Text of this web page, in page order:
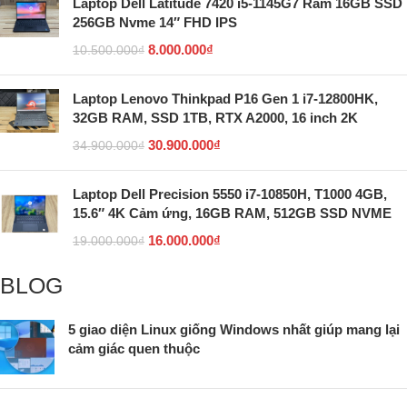
256GB Nvme 14″ FHD IPS
10.500.000₫ 8.000.000₫
Laptop Lenovo Thinkpad P16 Gen 1 i7-12800HK,
32GB RAM, SSD 1TB, RTX A2000, 16 inch 2K
34.900.000₫ 30.900.000₫
Laptop Dell Precision 5550 i7-10850H, T1000 4GB,
15.6″ 4K Cảm ứng, 16GB RAM, 512GB SSD NVME
19.000.000₫ 16.000.000₫
BLOG
5 giao diện Linux giống Windows nhất giúp mang lại
cảm giác quen thuộc